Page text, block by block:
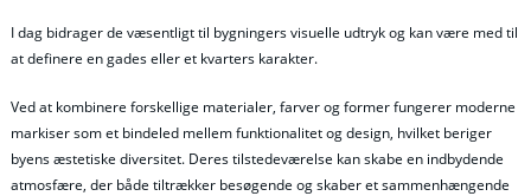
I dag bidrager de væsentligt til bygningers visuelle udtryk og kan være med til
at definere en gades eller et kvarters karakter.
Ved at kombinere forskellige materialer, farver og former fungerer moderne
markiser som et bindeled mellem funktionalitet og design, hvilket beriger
byens æstetiske diversitet. Deres tilstedeværelse kan skabe en indbydende
atmosfære, der både tiltrækker besøgende og skaber et sammenhængende